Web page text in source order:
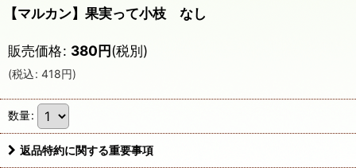
【マルカン】果実って小枝 なし
販売価格: 380円(税別)
(税込: 418円)
数量:
返品特約に関する重要事項